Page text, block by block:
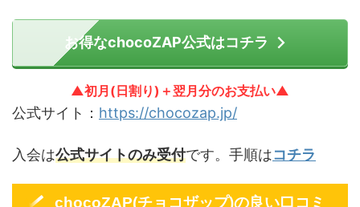
お得なchocoZAP公式はコチラ
▲初月(日割り)＋翌月分のお支払い▲
公式サイト： https://chocozap.jp/
入会は公式サイトのみ受付です。手順はコチラ
chocoZAP(チョコザップ)の良い口コミ